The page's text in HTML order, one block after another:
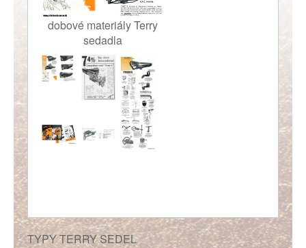
dobové materiály Terry
sedadla
TYPY TERRY SEDEL